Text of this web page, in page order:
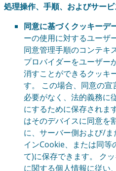
処理操作、手順、およびサー
同意に基づくクッキーデ
ーの使用に対するユーザ
同意管理手順のコンテキ
プロバイダーをユーザー
消すことができるクッキ
す。 この場合、同意の
必要がなく、法的義務に
にするために保存されま
はそのデバイスに同意を
に、サーバー側および/
インCookie、または同等
て)に保存できます。 ク
に関する個人情報に従い